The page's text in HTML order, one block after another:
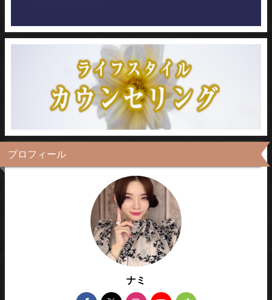
プロフィール
ナミ